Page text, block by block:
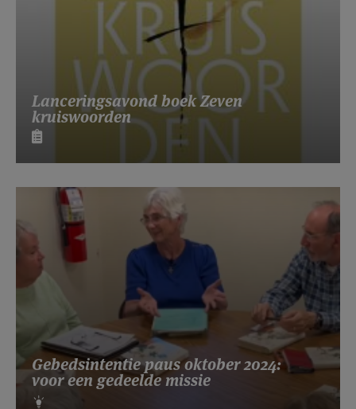
Lanceringsavond boek Zeven
kruiswoorden
Gebedsintentie paus oktober 2024:
voor een gedeelde missie